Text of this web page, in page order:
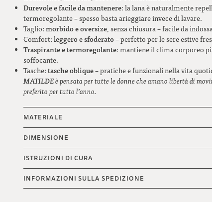
bacca
verde muschio
verde bosco (loden)
pink
Durevole e facile da mantenere: la lana è naturalmente
termoregolante – spesso basta arieggiare invece di lavare.
Taglio:morbido e oversize , senza chiusura – facile da
Comfort:leggero e sfoderato– perfetto per le sere estive
Traspirante e termoregolante: mantiene il clima corporeo
soffocante.
Tasche:tasche oblique– pratiche e funzionali nella vita
MATILDEè pensata per tutte le donne che amano libertà di
preferito per tutto l’anno.
MATERIALE
DIMENSIONE
ISTRUZIONI DI CURA
INFORMAZIONI SULLA SPEDIZIONE